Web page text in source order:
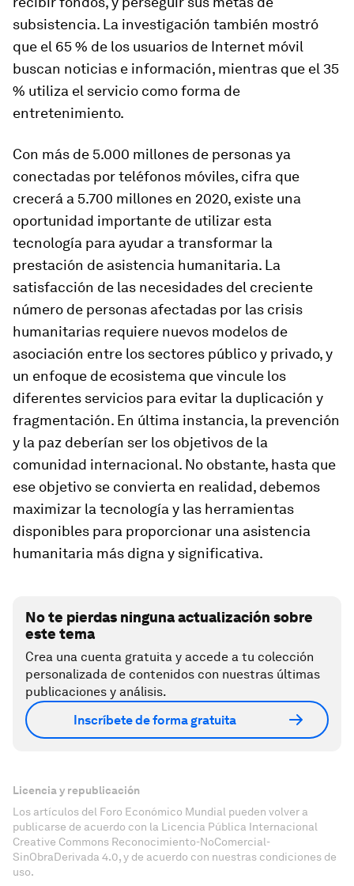
subsistencia. La investigación también mostró
que el 65 % de los usuarios de Internet móvil
buscan noticias e información, mientras que el 35
% utiliza el servicio como forma de
entretenimiento.
Con más de 5.000 millones de personas ya
conectadas por teléfonos móviles, cifra que
crecerá a 5.700 millones en 2020, existe una
oportunidad importante de utilizar esta
tecnología para ayudar a transformar la
prestación de asistencia humanitaria. La
satisfacción de las necesidades del creciente
número de personas afectadas por las crisis
humanitarias requiere nuevos modelos de
asociación entre los sectores público y privado, y
un enfoque de ecosistema que vincule los
diferentes servicios para evitar la duplicación y
fragmentación. En última instancia, la prevención
y la paz deberían ser los objetivos de la
comunidad internacional. No obstante, hasta que
ese objetivo se convierta en realidad, debemos
maximizar la tecnología y las herramientas
disponibles para proporcionar una asistencia
humanitaria más digna y significativa.
No te pierdas ninguna actualización sobre
este tema
Crea una cuenta gratuita y accede a tu colección
personalizada de contenidos con nuestras últimas
publicaciones y análisis.
Inscríbete de forma gratuita
Licencia y republicación
Los artículos del Foro Económico Mundial pueden volver a
publicarse de acuerdo con la Licencia Pública Internacional
Creative Commons Reconocimiento-NoComercial-
SinObraDerivada 4.0, y de acuerdo con nuestras condiciones de
uso.